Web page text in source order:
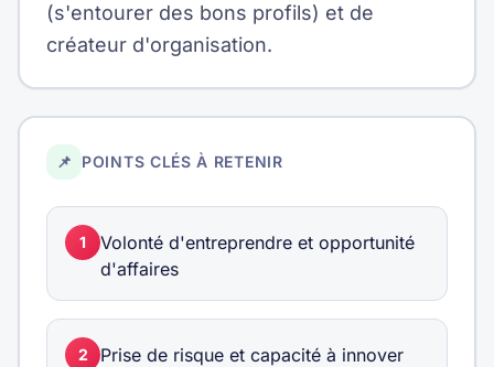
(s'entourer des bons profils) et de
créateur d'organisation.
📌 POINTS CLÉS À RETENIR
1
Volonté d'entreprendre et opportunité
d'affaires
2 Prise de risque et capacité à innover